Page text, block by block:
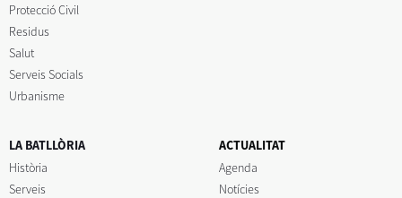
Protecció Civil
Residus
Salut
Serveis Socials
Urbanisme
LA BATLLÒRIA
Història
Serveis
ACTUALITAT
Agenda
Notícies